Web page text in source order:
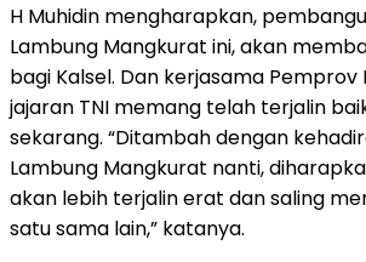
H Muhidin mengharapkan,
Lambung Mangkurat ini, akan
bagi Kalsel. Dan kerjasama Pemprov
jajaran TNI memang telah terjalin
sekarang. “Ditambah dengan
Lambung Mangkurat nanti,
akan lebih terjalin erat dan saling
satu sama lain,” katanya.